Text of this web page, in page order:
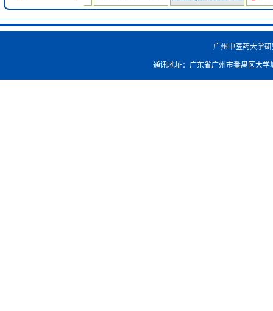
广州中医药大学
通讯地址：广东省广州市番禺区大